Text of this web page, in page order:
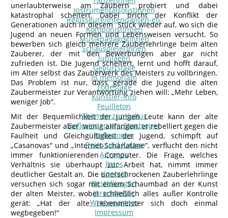
InstrumentalsolistInnen
Regisseure/Intendanten-etc
KomponistInnen
MusikpädagogInnen
SchauspielerInnen
Jubilaeen
Geburtstage
In memoriam
Todestage
Künstler-Info
Feuilleton
Themen zur Kultur
Reflexionen Wr. Staatsoper
Reflexionen
Reise und Kultur
Apropos
Fotos
Kontakt
Bestellungen
Ihre Spende
Werbepartner
Impressum
unerlaubterweise am Zaubern probiert und dabei
katastrophal scheitert. Dabei bricht der Konflikt der
Generationen auch in diesem Stück wieder auf, wo sich die
Jugend an neuen Formen und Lebensweisen versucht. So
bewerben sich gleich mehrere Zauberlehrlinge beim alten
Zauberer, der mit den Bewerbungen aber gar nicht
zufrieden ist. Die Jugend scheitert, lernt und hofft darauf,
im Alter selbst das Zauberwerk des Meisters zu vollbringen.
Das Problem ist nur, dass gerade die Jugend die alten
Zaubermeister zur Verantwortung ziehen will: „Mehr Leben,
weniger Job“.
Mit der Bequemlichkeit der jungen Leute kann der alte
Zaubermeister aber wenig anfangen, er rebelliert gegen die
Faulheit und Gleichgültigkeit der Jugend, schimpft auf
„Casanovas“ und „Internet-Scharlatane“, verflucht den nicht
immer funktionierenden Computer. Die Frage, welches
Verhältnis sie überhaupt zur Arbeit hat, nimmt immer
deutlicher Gestalt an. Die unerschrockenen Zauberlehrlinge
versuchen sich sogar mit einem Schaumbad an der Kunst
der alten Meister, wobei schließlich alles außer Kontrolle
gerät: „Hat der alte Hexenmeister sich doch einmal
wegbegeben!“